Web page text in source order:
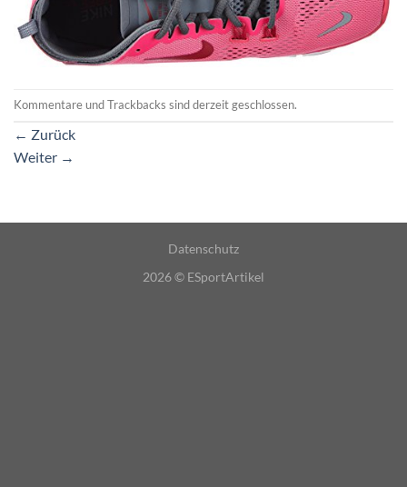
Kommentare und Trackbacks sind derzeit geschlossen.
← Zurück
Weiter →
Datenschutz
2026 © ESportArtikel